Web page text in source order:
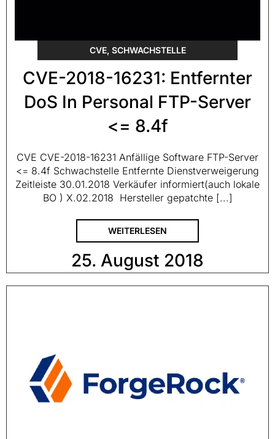
CVE, SCHWACHSTELLE
CVE-2018-16231: Entfernter
DoS In Personal FTP-Server
<= 8.4f
CVE CVE-2018-16231 Anfällige Software FTP-Server
<= 8.4f Schwachstelle Entfernte Dienstverweigerung
Zeitleiste 30.01.2018 Verkäufer informiert(auch lokale
BO ) X.02.2018 Hersteller gepatchte [...]
WEITERLESEN
25. August 2018